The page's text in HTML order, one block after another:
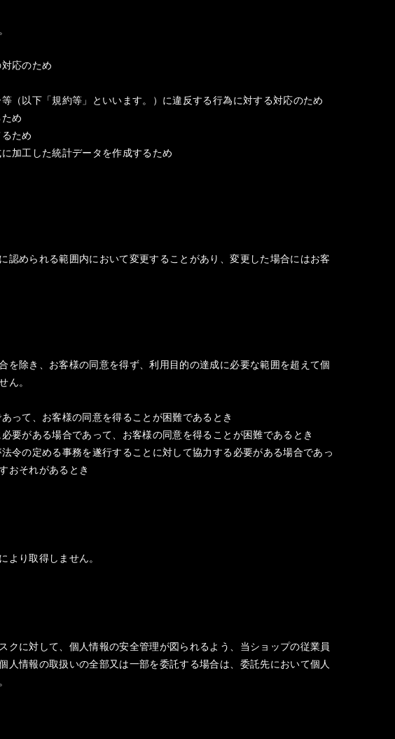
応のため
（以下「規約等」といいます。）に違反する行為に対する対応のため
め
ため
加工した統計データを作成するため
められる範囲内において変更することがあり、変更した場合にはお客
除き、お客様の同意を得ず、利用目的の達成に必要な範囲を超えて個
ん。
って、お客様の同意を得ることが困難であるとき
要がある場合であって、お客様の同意を得ることが困難であるとき
令の定める事務を遂行することに対して協力する必要がある場合であっ
おそれがあるとき
より取得しません。
に対して、個人情報の安全管理が図られるよう、当ショップの従業員
情報の取扱いの全部又は一部を委託する場合は、委託先において個人